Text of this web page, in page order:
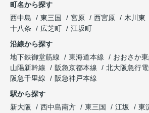
町名から探す
西中島
東三国 宮原 西宮原 木川東
十八条
広芝町
江坂町
沿線から探す
地下鉄御堂筋線
東海道本線 おおさか
山陽新幹線
阪急京都本線 北大阪急行
阪急千里線
阪急神戸本線
駅から探す
新大阪
西中島南方 東三国 江坂 東